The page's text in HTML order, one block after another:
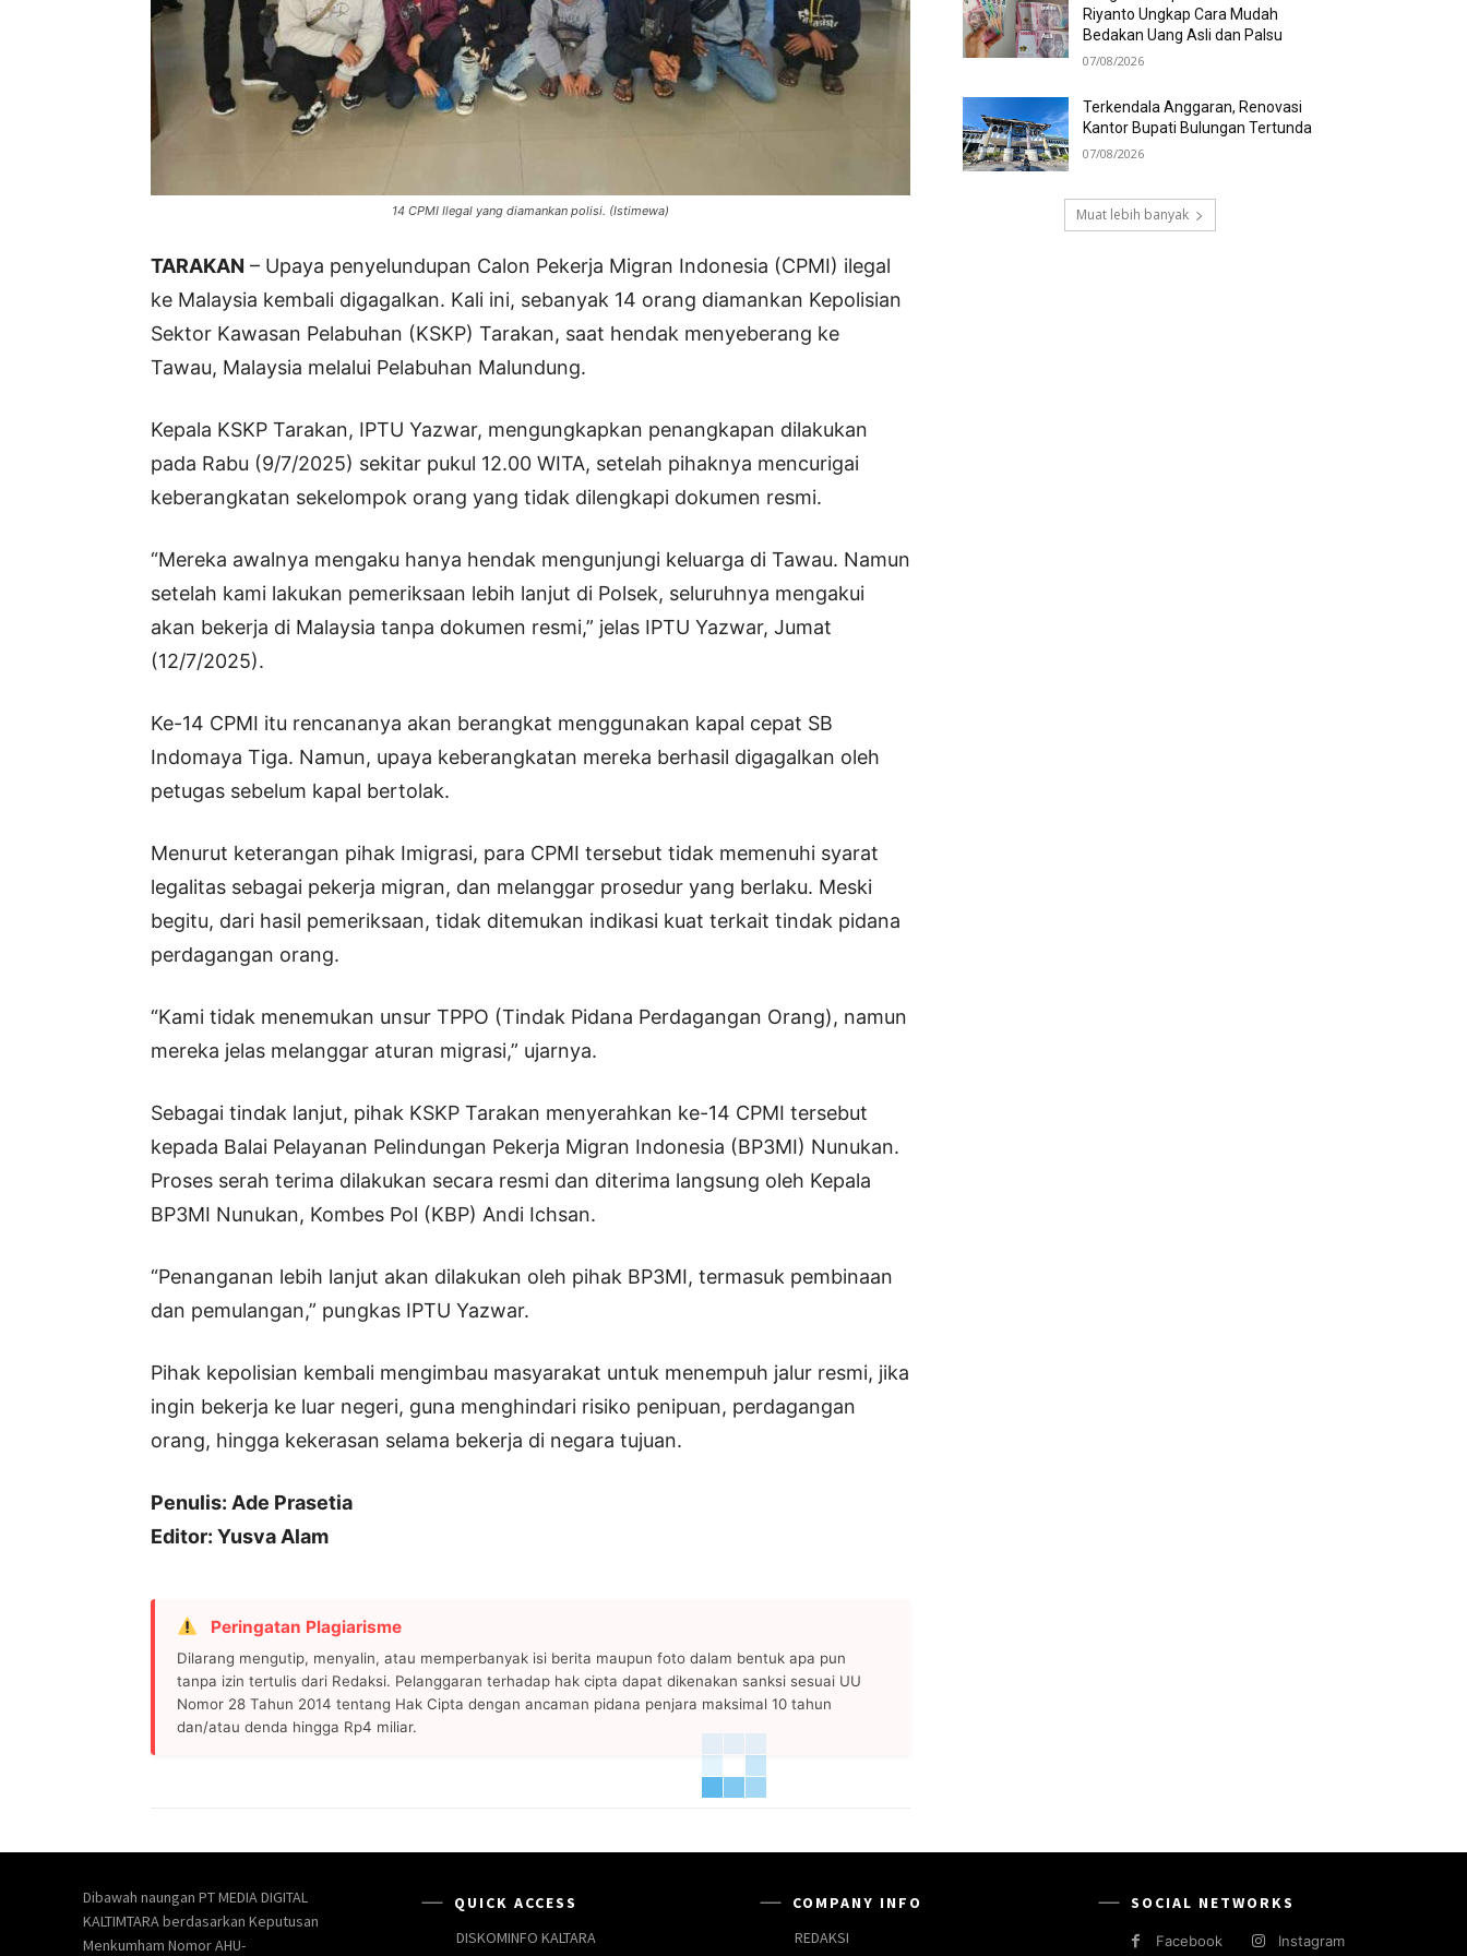
14 CPMI Ilegal yang diamankan polisi. (Istimewa)
TARAKAN – Upaya penyelundupan Calon Pekerja Migran Indonesia (CPMI) ilegal
ke Malaysia kembali digagalkan. Kali ini, sebanyak 14 orang diamankan Kepolisian
Sektor Kawasan Pelabuhan (KSKP) Tarakan, saat hendak menyeberang ke
Tawau, Malaysia melalui Pelabuhan Malundung.
Kepala KSKP Tarakan, IPTU Yazwar, mengungkapkan penangkapan dilakukan
pada Rabu (9/7/2025) sekitar pukul 12.00 WITA, setelah pihaknya mencurigai
keberangkatan sekelompok orang yang tidak dilengkapi dokumen resmi.
“Mereka awalnya mengaku hanya hendak mengunjungi keluarga di Tawau. Namun
setelah kami lakukan pemeriksaan lebih lanjut di Polsek, seluruhnya mengakui
akan bekerja di Malaysia tanpa dokumen resmi,” jelas IPTU Yazwar, Jumat
(12/7/2025).
Ke-14 CPMI itu rencananya akan berangkat menggunakan kapal cepat SB
Indomaya Tiga. Namun, upaya keberangkatan mereka berhasil digagalkan oleh
petugas sebelum kapal bertolak.
Menurut keterangan pihak Imigrasi, para CPMI tersebut tidak memenuhi syarat
legalitas sebagai pekerja migran, dan melanggar prosedur yang berlaku. Meski
begitu, dari hasil pemeriksaan, tidak ditemukan indikasi kuat terkait tindak pidana
perdagangan orang.
“Kami tidak menemukan unsur TPPO (Tindak Pidana Perdagangan Orang), namun
mereka jelas melanggar aturan migrasi,” ujarnya.
Sebagai tindak lanjut, pihak KSKP Tarakan menyerahkan ke-14 CPMI tersebut
kepada Balai Pelayanan Pelindungan Pekerja Migran Indonesia (BP3MI) Nunukan.
Proses serah terima dilakukan secara resmi dan diterima langsung oleh Kepala
BP3MI Nunukan, Kombes Pol (KBP) Andi Ichsan.
“Penanganan lebih lanjut akan dilakukan oleh pihak BP3MI, termasuk pembinaan
dan pemulangan,” pungkas IPTU Yazwar.
Pihak kepolisian kembali mengimbau masyarakat untuk menempuh jalur resmi, jika
ingin bekerja ke luar negeri, guna menghindari risiko penipuan, perdagangan
orang, hingga kekerasan selama bekerja di negara tujuan.
Penulis: Ade Prasetia
Editor: Yusva Alam
Peringatan Plagiarisme
Dilarang mengutip, menyalin, atau memperbanyak isi berita maupun foto dalam bentuk apa pun
tanpa izin tertulis dari Redaksi. Pelanggaran terhadap hak cipta dapat dikenakan sanksi sesuai UU
Nomor 28 Tahun 2014 tentang Hak Cipta dengan ancaman pidana penjara maksimal 10 tahun
dan/atau denda hingga Rp4 miliar.
Riyanto Ungkap Cara Mudah
Bedakan Uang Asli dan Palsu
07/08/2026
Terkendala Anggaran, Renovasi
Kantor Bupati Bulungan Tertunda
07/08/2026
Muat lebih banyak
Dibawah naungan PT MEDIA DIGITAL
KALTIMTARA berdasarkan Keputusan
Menkumham Nomor AHU-
QUICK ACCESS
DISKOMINFO KALTARA
COMPANY INFO
REDAKSI
SOCIAL NETWORKS
Facebook Instagram